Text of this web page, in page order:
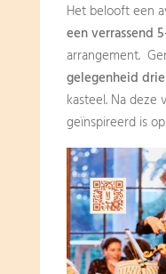
Het belooft een
een verrassend
arrangement.
gelegenheid
kasteel. Na
geïnspireerd is